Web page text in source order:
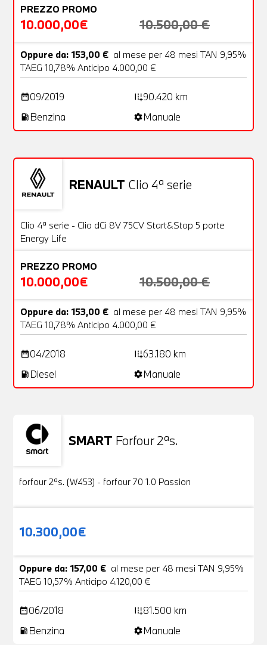
PREZZO PROMO
10.000,00€ 10.500,00 €
Oppure da: 153,00 € al mese per 48 mesi TAN 9,95%
TAEG 10,78% Anticipo 4.000,00 €
date_range09/2019 add_road90.420 km
local_gas_station Benzina settingsManuale
RENAULT Clio 4ª serie
OFFERTA
Usato
Clio 4ª serie - Clio dCi 8V 75CV Start&Stop 5 porte
Energy Life
PREZZO PROMO
10.000,00€ 10.500,00 €
Oppure da: 153,00 € al mese per 48 mesi TAN 9,95%
TAEG 10,78% Anticipo 4.000,00 €
date_range04/2018 add_road63.180 km
local_gas_station Diesel settingsManuale
SMART Forfour 2ªs.
Usato
forfour 2ªs. (W453) - forfour 70 1.0 Passion
10.300,00€
Oppure da: 157,00 € al mese per 48 mesi TAN 9,95%
TAEG 10,57% Anticipo 4.120,00 €
date_range06/2018 add_road81.500 km
local_gas_station Benzina settingsManuale